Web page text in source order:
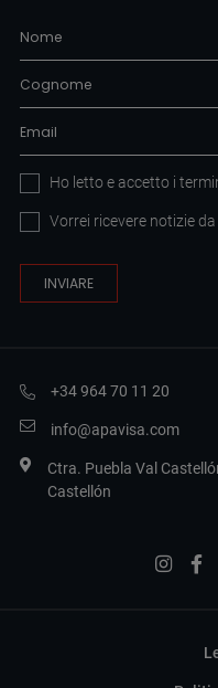
Ho letto e accetto i
Vorrei ricevere notizie da
+34 964 70 11 20
info@apavisa.com
Ctra. Puebla Val
Castellón